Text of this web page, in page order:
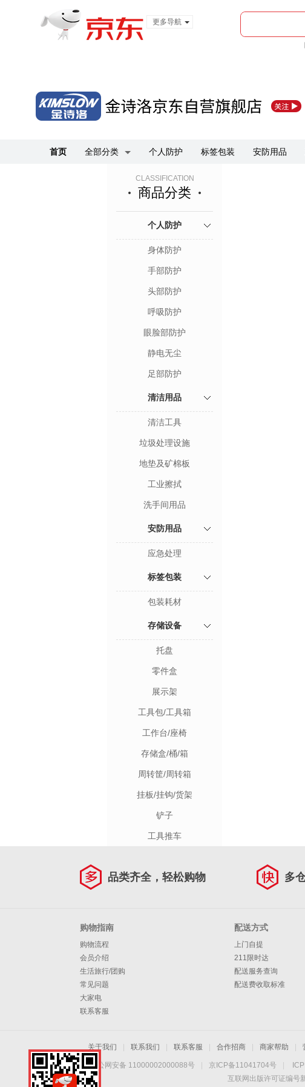
更多导航
首页 全部分类 个人防护 标签包装 安防用品
CLASSIFICATION
商品分类
个人防护
身体防护
手部防护
头部防护
呼吸防护
眼脸部防护
静电无尘
足部防护
清洁用品
清洁工具
垃圾处理设施
地垫及矿棉板
工业擦拭
洗手间用品
安防用品
应急处理
标签包装
包装耗材
存储设备
托盘
零件盒
展示架
工具包/工具箱
工作台/座椅
存储盒/桶/箱
周转筐/周转箱
挂板/挂钩/货架
铲子
工具推车
品类齐全，轻松购物 多
购物指南
购物流程
会员介绍
生活旅行/团购
常见问题
大家电
联系客服
配送方式
上门自提
211限时达
配送服务查询
配送费收取标准
关于我们 联系我们 联系客服 合作招商 商家帮助
京公网安备 11000002000088号 京ICP备11041704号 ICP
互联网出版许可证编号